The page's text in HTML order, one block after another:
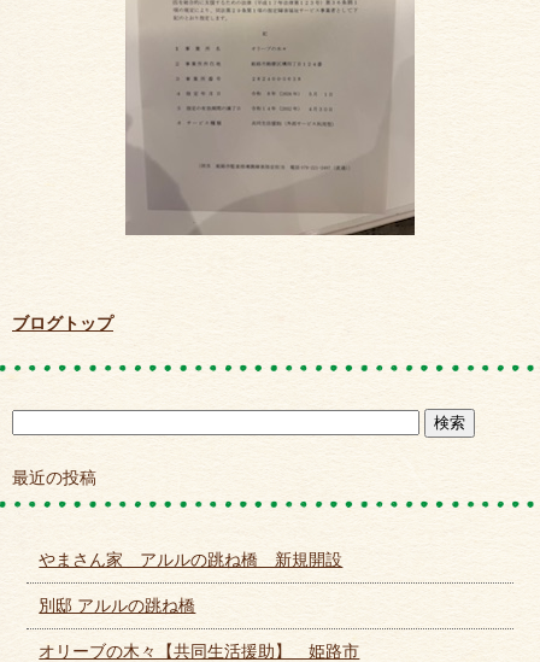
ブログトップ
最近の投稿
やまさん家 アルルの跳ね橋 新規開設
別邸 アルルの跳ね橋
オリーブの木々【共同生活援助】 姫路市